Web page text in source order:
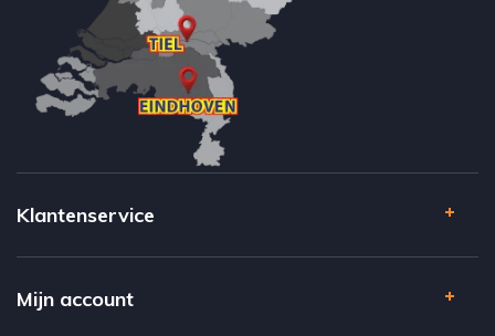
Klantenservice
Mijn account